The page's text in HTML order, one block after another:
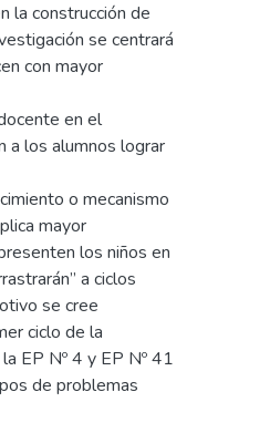
la construcción de
se centrará
con mayor
en el
a los alumnos lograr
o mecanismo
mayor
los niños en
a ciclos
se cree
ciclo de la
EP Nº 4 y EP Nº 41
de problemas